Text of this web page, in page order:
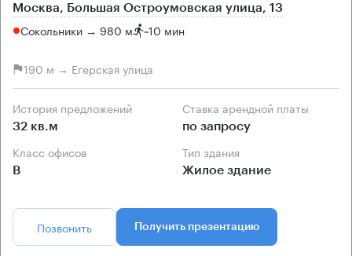
Москва, Большая Остроумовская улица, 13
Сокольники → 980 м ~10 мин
190 м → Егерская улица
История предложений
32 кв.м
Ставка арендной платы
по запросу
Класс офисов
B
Тип здания
Жилое здание
Позвонить Получить презентацию